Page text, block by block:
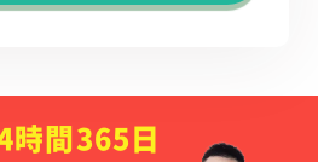
時間365日